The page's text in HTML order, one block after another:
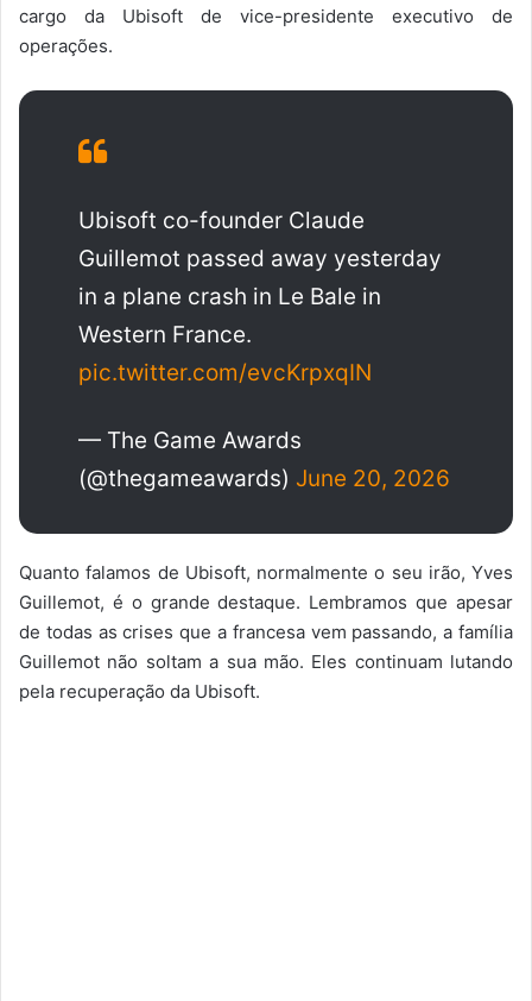
cargo da Ubisoft de vice-presidente executivo de
operações.
Ubisoft co-founder Claude
Guillemot passed away yesterday
in a plane crash in Le Bale in
Western France.
pic.twitter.com/evcKrpxqIN
— The Game Awards
(@thegameawards) June 20, 2026
Quanto falamos de Ubisoft, normalmente o seu irão, Yves
Guillemot, é o grande destaque. Lembramos que apesar
de todas as crises que a francesa vem passando, a família
Guillemot não soltam a sua mão. Eles continuam lutando
pela recuperação da Ubisoft.